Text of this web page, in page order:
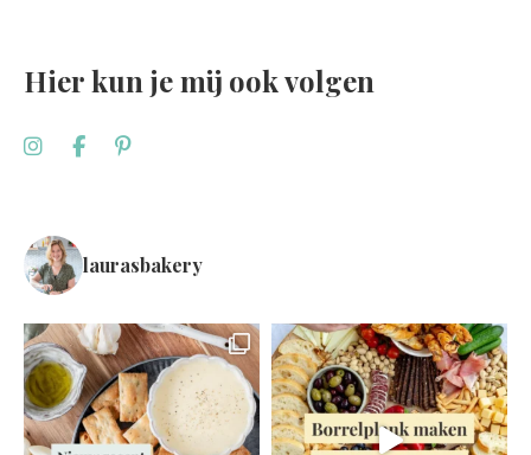
Hier kun je mij ook volgen
laurasbakery